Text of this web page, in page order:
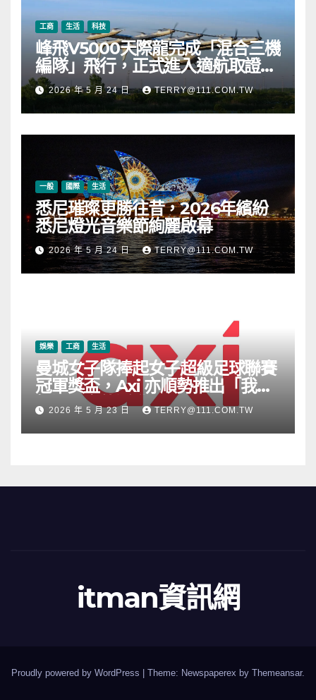
工商 生活 科技
峰飛V5000天際龍完成「混合三機
編隊」飛行，正式進入適航取證階
段2026 年 5 月 24 日 TERRY@111.COM.TW
一般 國際 生活
悉尼璀璨更勝往昔，2026年繽紛
悉尼燈光音樂節絢麗啟幕
2026 年 5 月 24 日 TERRY@111.COM.TW
娛樂 工商 生活
曼城女子隊捧起女子超級足球聯賽
冠軍獎盃，Axi 亦順勢推出「我的
根源」宣傳活動
2026 年 5 月 23 日 TERRY@111.COM.TW
itman資訊網
Proudly powered by WordPress Theme: Newspaperex by Themeansar.